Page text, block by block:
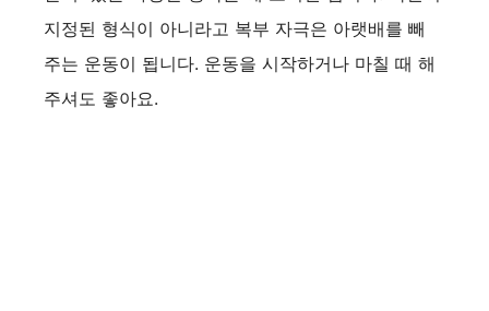
지정된 형식이 아니라고 복부 자극은 아랫배를 빼
주는 운동이 됩니다. 운동을 시작하거나 마칠 때 해
주셔도 좋아요.